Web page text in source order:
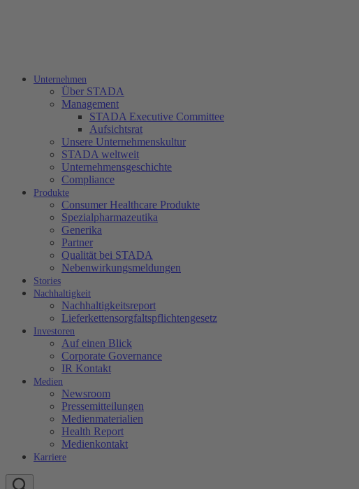
Unternehmen
Über STADA
Management
STADA Executive Committee
Aufsichtsrat
Unsere Unternehmenskultur
STADA weltweit
Unternehmensgeschichte
Compliance
Produkte
Consumer Healthcare Produkte
Spezialpharmazeutika
Generika
Partner
Qualität bei STADA
Nebenwirkungsmeldungen
Stories
Nachhaltigkeit
Nachhaltigkeitsreport
Lieferkettensorgfaltspflichtengesetz
Investoren
Auf einen Blick
Corporate Governance
IR Kontakt
Medien
Newsroom
Pressemitteilungen
Medienmaterialien
Health Report
Medienkontakt
Karriere